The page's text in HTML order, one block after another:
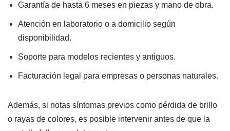
Garantía de hasta 6 meses en piezas y mano de obra.
Atención en laboratorio o a domicilio según
disponibilidad.
Soporte para modelos recientes y antiguos.
Facturación legal para empresas o personas naturales.
Además, si notas síntomas previos como pérdida de brillo
o rayas de colores, es posible intervenir antes de que la